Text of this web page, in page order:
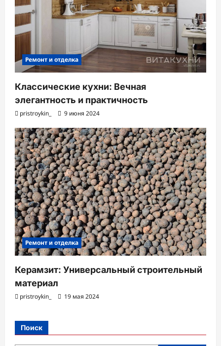
Ремонт и отделка
Классические кухни: Вечная
элегантность и практичность
pristroykin_ 9 июня 2024
Ремонт и отделка
Керамзит: Универсальный строительный
материал
pristroykin_ 19 мая 2024
Поиск